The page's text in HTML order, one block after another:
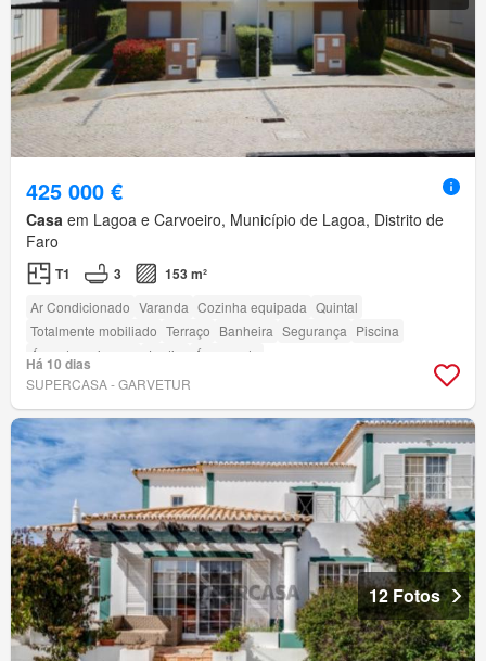
425 000 €
Casa em Lagoa e Carvoeiro, Município de Lagoa, Distrito de
Faro
T1 3 153 m²
Ar Condicionado Varanda Cozinha equipada Quintal
Totalmente mobiliado Terraço Banheira Segurança Piscina
Área das crianças
Jardim Área verde
Há 10 dias
SUPERCASA - GARVETUR
12 Fotos